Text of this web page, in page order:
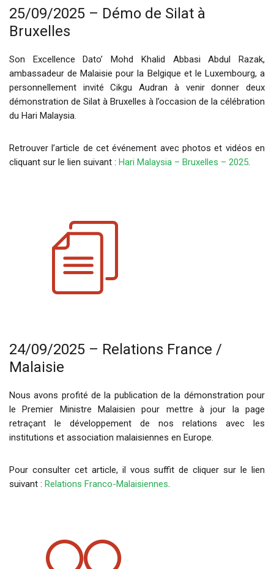
25/09/2025 – Démo de Silat à
Bruxelles
Son Excellence Dato’ Mohd Khalid Abbasi Abdul Razak,
ambassadeur de Malaisie pour la Belgique et le Luxembourg, a
personnellement invité Cikgu Audran à venir donner deux
démonstration de Silat à Bruxelles à l’occasion de la célébration
du Hari Malaysia.
Retrouver l’article de cet événement avec photos et vidéos en
cliquant sur le lien suivant : Hari Malaysia – Bruxelles – 2025.
24/09/2025 – Relations France /
Malaisie
Nous avons profité de la publication de la démonstration pour
le Premier Ministre Malaisien pour mettre à jour la page
retraçant le développement de nos relations avec les
institutions et association malaisiennes en Europe.
Pour consulter cet article, il vous suffit de cliquer sur le lien
suivant : Relations Franco-Malaisiennes.